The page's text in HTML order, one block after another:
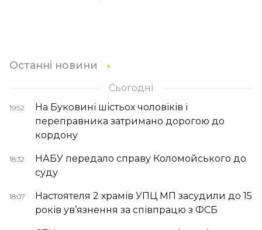
Останні новини
Сьогодні
19:52
На Буковині шістьох чоловіків і
переправника затримано дорогою до
кордону
18:32
НАБУ передало справу Коломойського до
суду
18:07
Настоятеля 2 храмів УПЦ МП засудили до 15
років ув’язнення за співпрацю з ФСБ